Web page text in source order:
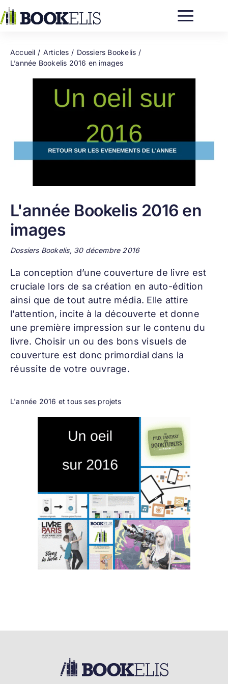
au
contenu
Accueil Articles
Dossiers Bookelis
L’année Bookelis 2016 en images
L'année Bookelis 2016 en
images
Dossiers Bookelis, 30 décembre 2016
La conception d’une couverture de livre est
cruciale lors de sa création en auto-édition
ainsi que de tout autre média. Elle attire
l’attention, incite à la découverte et donne
une première impression sur le contenu du
livre. Choisir un ou des bons visuels de
couverture est donc primordial dans la
réussite de votre ouvrage.
L'année 2016 et tous ses projets